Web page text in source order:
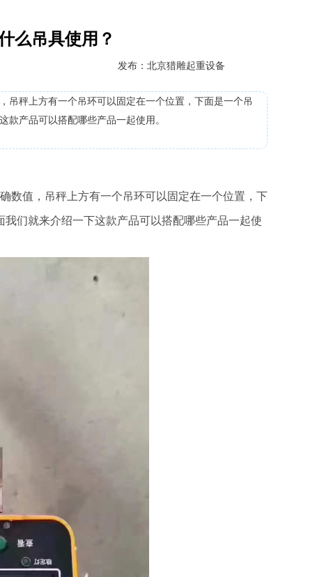
么吊具使用？
发布：北京猎雕起重设备
秤上方有一个吊环可以固定在一个位置，下面是一个吊
款产品可以搭配哪些产品一起使用。
值，吊秤上方有一个吊环可以固定在一个位置，下
们就来介绍一下这款产品可以搭配哪些产品一起使